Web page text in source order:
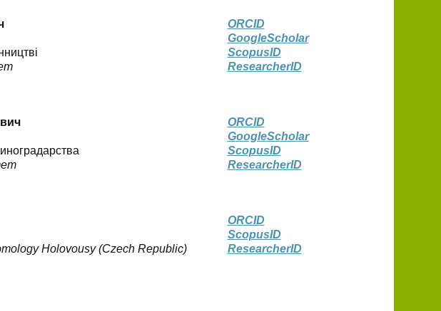
ORCID
GoogleScholаr
ScopusID
ResearcherID
ORCID
GoogleScholаr
ScopusID
ResearcherID
Holovousy (Czech Republic)
ORCID
ScopusID
ResearcherID